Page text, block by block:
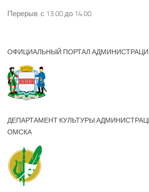
Перерыв: с 13.00 до 14.00
ОФИЦИАЛЬНЫЙ ПОРТАЛ
ДЕПАРТАМЕНТ КУЛЬТУРЫ
ОМСКА